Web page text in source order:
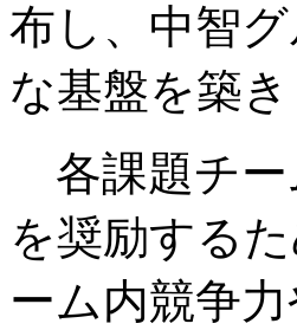
布し、中智
な基盤を築き
各課題チ
を奨励する
ーム内競争